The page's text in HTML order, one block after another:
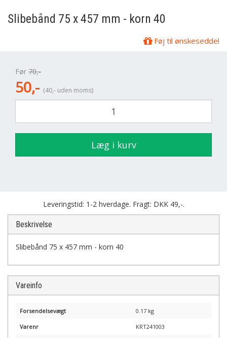
Slibebånd 75 x 457 mm - korn 40
Føj til ønskeseddel
Før 70,-
50,- (40,- uden moms)
Læg i kurv
Leveringstid: 1-2 hverdage. Fragt: DKK 49,-.
Beskrivelse
Slibebånd 75 x 457 mm - korn 40
Vareinfo
Forsendelsevægt 0.17 kg
Varenr KRT241003